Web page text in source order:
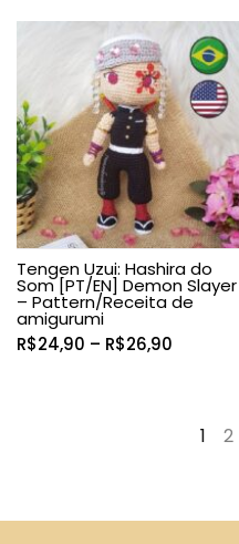
preço:
R$19,90
através
R$22,50
Tengen Uzui: Hashira do
Som [PT/EN] Demon Slayer
– Pattern/Receita de
amigurumi
R$24,90 – R$26,90
através
1 2